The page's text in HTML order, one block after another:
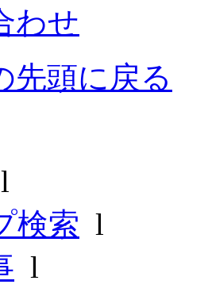
わせ
先頭に戻る
l
検索 l
l